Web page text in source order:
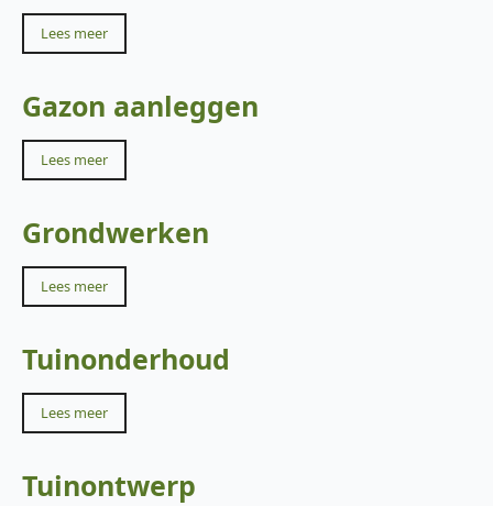
Lees meer
Gazon aanleggen
Lees meer
Grondwerken
Lees meer
Tuinonderhoud
Lees meer
Tuinontwerp